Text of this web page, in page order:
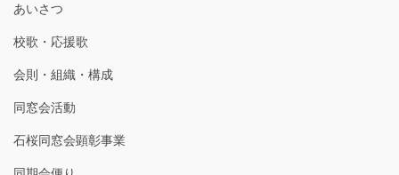
あいさつ
校歌・応援歌
会則・組織・構成
同窓会活動
石桜同窓会顕彰事業